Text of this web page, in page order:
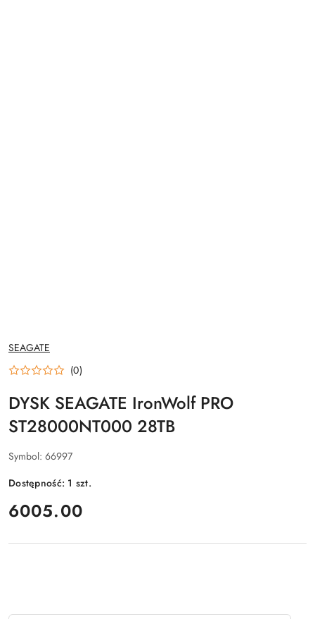
NAZWA
PRODUCENTA:
SEAGATE
(0)
DYSK SEAGATE IronWolf PRO
ST28000NT000 28TB
Symbol: 66997
Dostępność: 1 szt.
cena:
6005.00